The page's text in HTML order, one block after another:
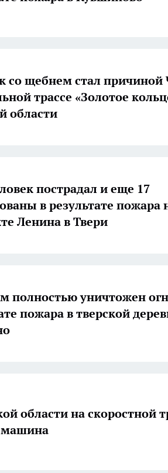
со щебнем стал причиной
трассе «Золотое
области
пострадал и еще 17
в результате пожара
Ленина в Твери
полностью уничтожен
пожара в тверской
области на скоростной
машина